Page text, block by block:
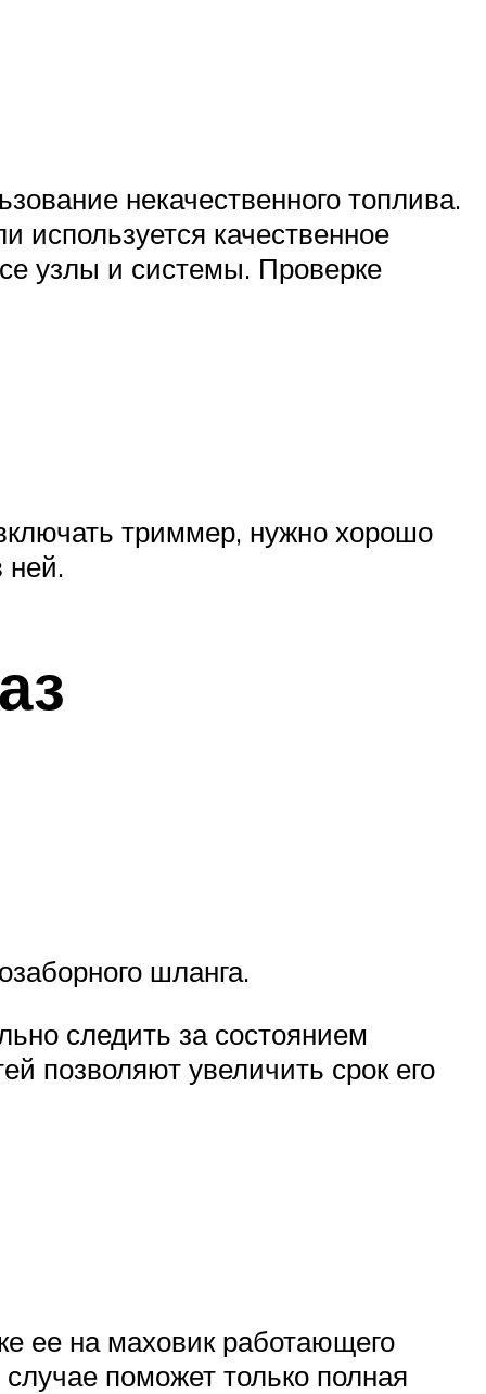
некачественного топлива.
качественное
узлы и системы. Проверке
триммер, нужно хорошо
ней.
шланга.
следить за состоянием
позволяют увеличить срок его
ее на маховик работающего
поможет только полная